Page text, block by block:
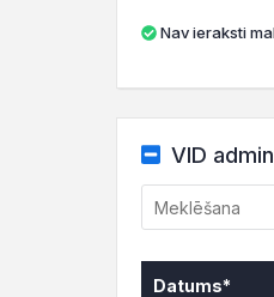
Nav ieraksti
VID
Datums*